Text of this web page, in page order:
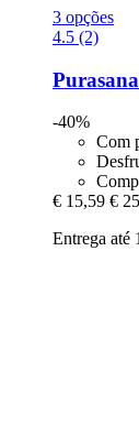
3 opções
4.5 (2)
Purasana
-40%
Com
€ 15,59 €
Entrega até